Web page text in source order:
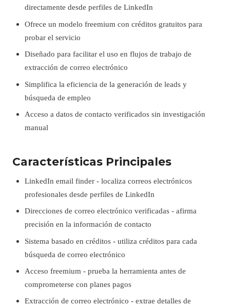
directamente desde perfiles de LinkedIn
Ofrece un modelo freemium con créditos gratuitos para
probar el servicio
Diseñado para facilitar el uso en flujos de trabajo de
extracción de correo electrónico
Simplifica la eficiencia de la generación de leads y
búsqueda de empleo
Acceso a datos de contacto verificados sin investigación
manual
Características Principales
LinkedIn email finder - localiza correos electrónicos
profesionales desde perfiles de LinkedIn
Direcciones de correo electrónico verificadas - afirma
precisión en la información de contacto
Sistema basado en créditos - utiliza créditos para cada
búsqueda de correo electrónico
Acceso freemium - prueba la herramienta antes de
comprometerse con planes pagos
Extracción de correo electrónico - extrae detalles de